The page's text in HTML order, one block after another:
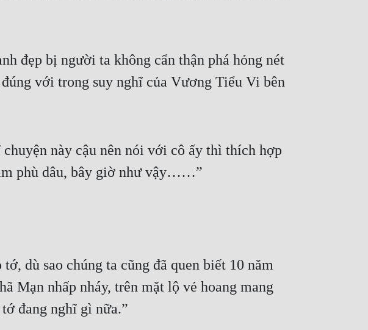
đẹp bị người ta không cẩn thận phá hỏng nét
với trong suy nghĩ của Vương Tiểu Vi bên
này cậu nên nói với cô ấy thì thích hợp
phù dâu, bây giờ như vậy……”
dù sao chúng ta cũng đã quen biết 10 năm
Mạn nhấp nháy, trên mặt lộ vẻ hoang mang
đang nghĩ gì nữa.”